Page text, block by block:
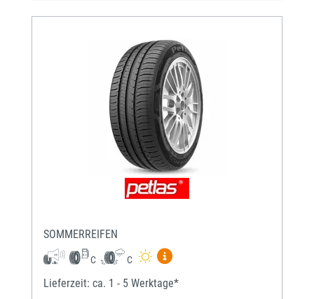
SOMMERREIFEN
C C
Mehr Informationen zum EU-
Lieferzeit: ca. 1 - 5 Werktage*